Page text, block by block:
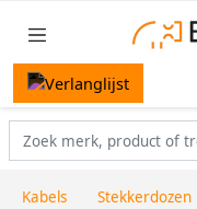
Kabels Stekkerdozen